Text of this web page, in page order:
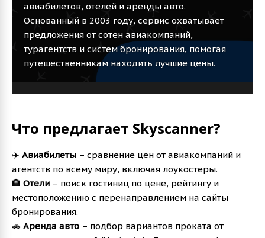
авиабилетов, отелей и аренды авто.
Основанный в 2003 году, сервис охватывает
предложения от сотен авиакомпаний,
турагентств и систем бронирования, помогая
путешественникам находить лучшие цены.
Что предлагает Skyscanner?
✈️ Авиабилеты – сравнение цен от авиакомпаний и
агентств по всему миру, включая лоукостеры.
🏨 Отели – поиск гостиниц по цене, рейтингу и
местоположению с перенаправлением на сайты
бронирования.
🚗 Аренда авто – подбор вариантов проката от